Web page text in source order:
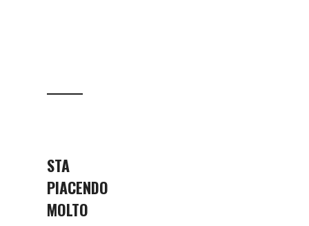
STA
PIACENDO
MOLTO